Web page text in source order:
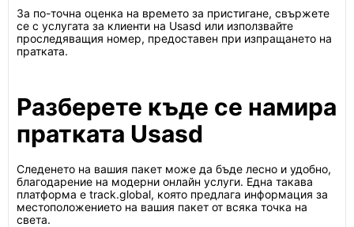
За по-точна оценка на времето за пристигане, свържете
се с услугата за клиенти на Usasd или използвайте
проследяващия номер, предоставен при изпращането на
пратката.
Разберете къде се намира
пратката Usasd
Следенето на вашия пакет може да бъде лесно и удобно,
благодарение на модерни онлайн услуги. Една такава
платформа е track.global, която предлага информация за
местоположението на вашия пакет от всяка точка на
света.